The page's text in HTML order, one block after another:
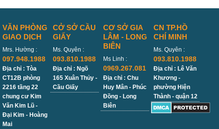
VĂN PHÒNG
GIAO DỊCH
Mrs. Hường :
097.948.1988
Địa chỉ : Tòa
CT12B phòng
2216 tầng 22
chung cư Kim
Văn Kim Lũ -
Đại Kim - Hoàng
Mai
CỞ SỞ CẦU
GIẤY
Ms. Quyên :
093.810.1988
Địa chỉ : Ngõ
165 Xuân Thủy -
Cầu Giấy
CƠ SỞ GIA
LÂM - LONG
BIÊN
Ms Linh :
0969.267.081
Địa chỉ : Chu
Huy Mân - Phúc
Đồng - Long
Biên
CN TP.HỒ
CHÍ MINH
Ms. Quyên :
093.810.1988
Địa chỉ : Lê Văn
Khương -
phường Hiện
Thành - quận 12